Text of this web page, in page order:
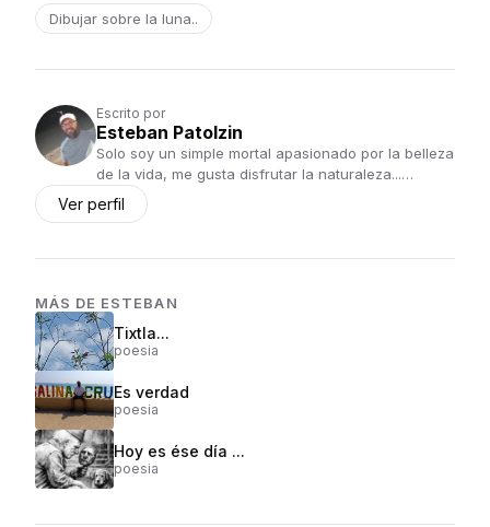
Dibujar sobre la luna..
Escrito por
Esteban Patolzin
Solo soy un simple mortal apasionado por la belleza
de la vida, me gusta disfrutar la naturaleza...…
Ver perfil
MÁS DE ESTEBAN
Tixtla...
poesia
Es verdad
poesia
Hoy es ése día ...
poesia